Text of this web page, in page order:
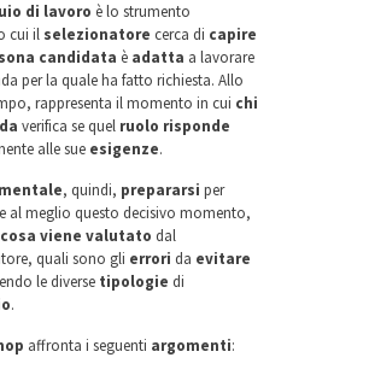
di lavoro è lo strumento
cui il selezionatore cerca di capire
candidata è adatta a lavorare
per la quale ha fatto richiesta. Allo
rappresenta il momento in cui chi
verifica se quel ruolo risponde
alle sue esigenze.
, quindi, prepararsi per
al meglio questo decisivo momento,
cosa viene valutato dal
quali sono gli errori da evitare
le diverse tipologie di
.
affronta i seguenti argomenti: